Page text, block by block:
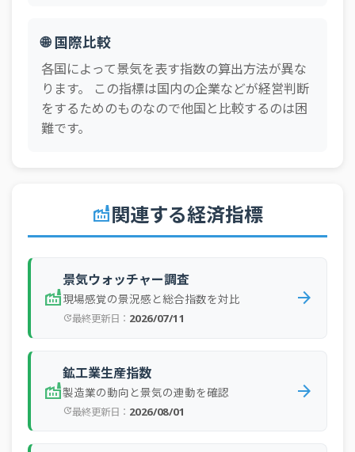
🌐 国際比較
各国によって景気を表す指数の算出方法が異な
ります。 この指標は国内の企業などが経営判断
をするためのものなので他国と比較するのは困
難です。
factory関連する経済指標
factory
景気ウォッチャー調査
現場感覚の景況感と総合指数を対比
update最終更新日： 2026/07/11
arrow_forward
factory
鉱工業生産指数
製造業の動向と景気の連動を確認
update最終更新日： 2026/08/01
arrow_forward